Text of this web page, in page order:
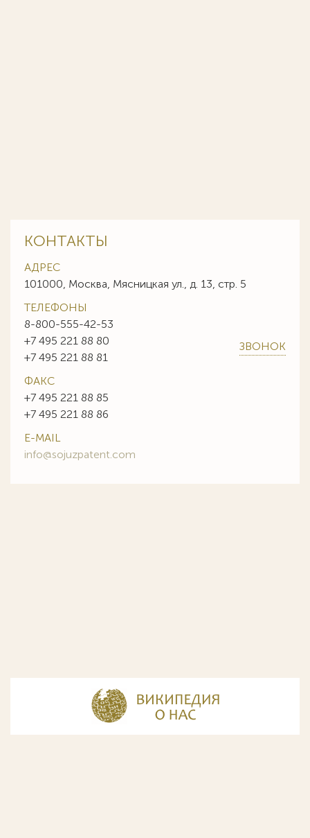
КОНТАКТЫ
АДРЕС
101000, Москва, Мясницкая ул., д. 13, стр. 5
ТЕЛЕФОНЫ
8-800-555-42-53
+7 495 221 88 80
+7 495 221 88 81
ЗВОНОК
ФАКС
+7 495 221 88 85
+7 495 221 88 86
E-MAIL
info@sojuzpatent.com